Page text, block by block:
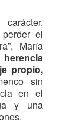
el
María
propio,
sin
en el
y una